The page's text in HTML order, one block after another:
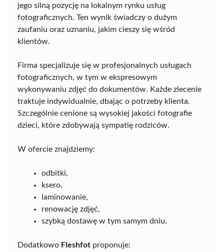
jego silną pozycję na lokalnym rynku usług
fotograficznych. Ten wynik świadczy o dużym
zaufaniu oraz uznaniu, jakim cieszy się wśród
klientów.
Firma specjalizuje się w profesjonalnych usługach
fotograficznych, w tym w ekspresowym
wykonywaniu zdjęć do dokumentów. Każde zlecenie
traktuje indywidualnie, dbając o potrzeby klienta.
Szczególnie cenione są wysokiej jakości fotografie
dzieci, które zdobywają sympatię rodziców.
W ofercie znajdziemy:
odbitki,
ksero,
laminowanie,
renowację zdjęć,
szybką dostawę w tym samym dniu.
Dodatkowo Fleshfot proponuje: